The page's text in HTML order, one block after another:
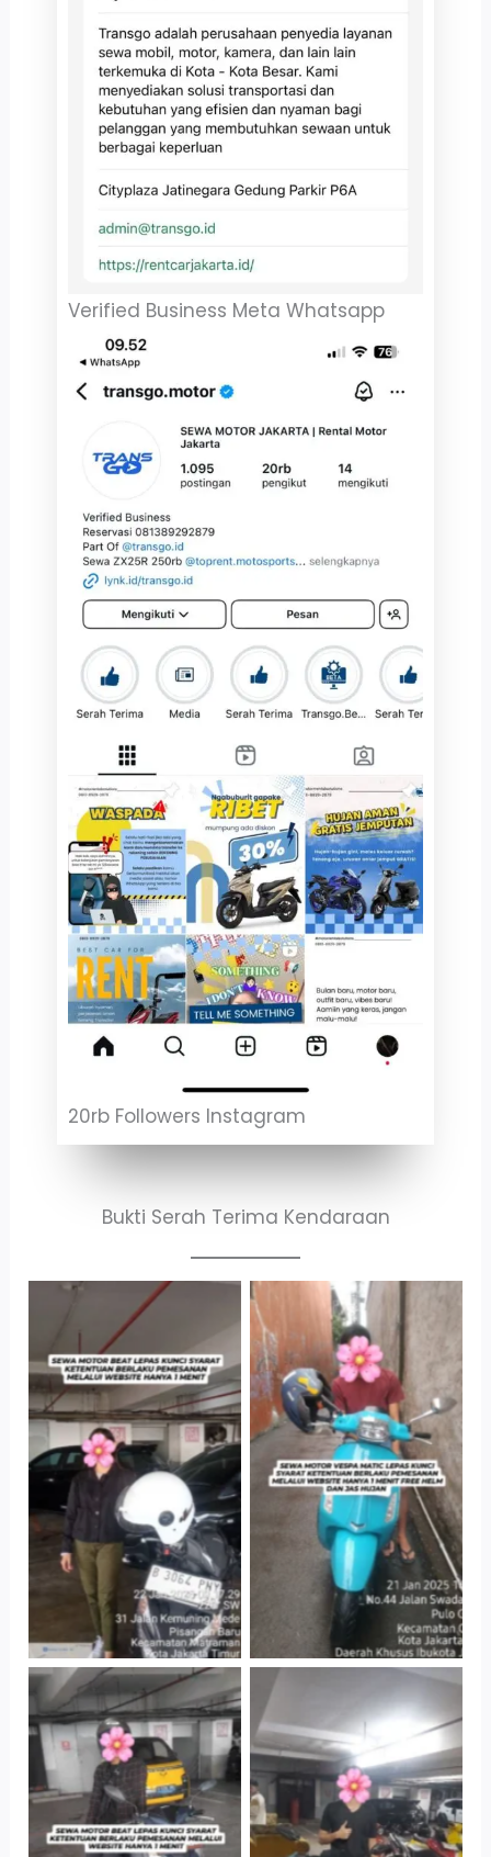
Verified Business Meta Whatsapp
20rb Followers Instagram
Bukti Serah Terima Kendaraan
Cityplaza
Jatinegara Gedung
Parkir P6A
Antar Jemput
Kendaraan
Cityplaza
Cityplaza